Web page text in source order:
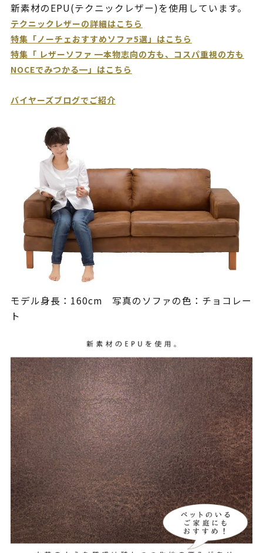
新素材のEPU(テクニックレザー)を使用しています。
テクニックレザーの詳細はこちら
特集「ノーチェおすすめソファ5選」はこちら
特集「 レザーソファ ━本物志向の方も、コスパ重視の方も
NOCEでみつかる━」はこちら
バイヤーズブログでご紹介
モデル身長：160cm 写真のソファの色：チョコレー
ト